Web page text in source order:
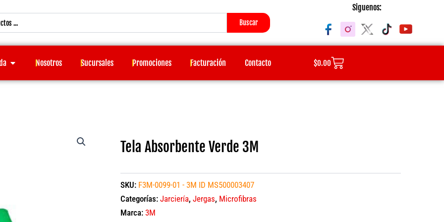
Buscar
Siguenos:
Open TiendaNosotros Sucursales Promociones Facturación Contacto $0.00Cart
Tela Absorbente Verde 3M
SKU: F3M-0099-01 - 3M ID MS500003407
Categorías: Jarciería, Jergas, Microfibras
Marca: 3M